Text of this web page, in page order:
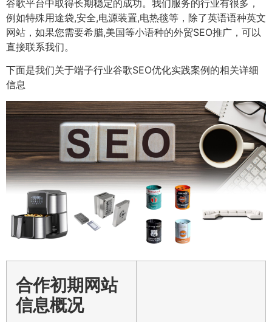
谷歌平台中取得长期稳定的成功。我们服务的行业有很多，
例如特殊用途袋,安全,电源装置,电热毯等，除了英语语种英文
网站，如果您需要希腊,美国等小语种的外贸SEO推广，可以
直接联系我们。
下面是我们关于端子行业谷歌SEO优化实践案例的相关详细
信息
合作初期网站
信息概况